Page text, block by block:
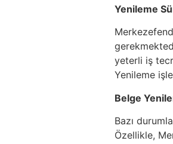
Yenileme
yeterli iş
Yenileme
Belge
Bazı
Özellikle,